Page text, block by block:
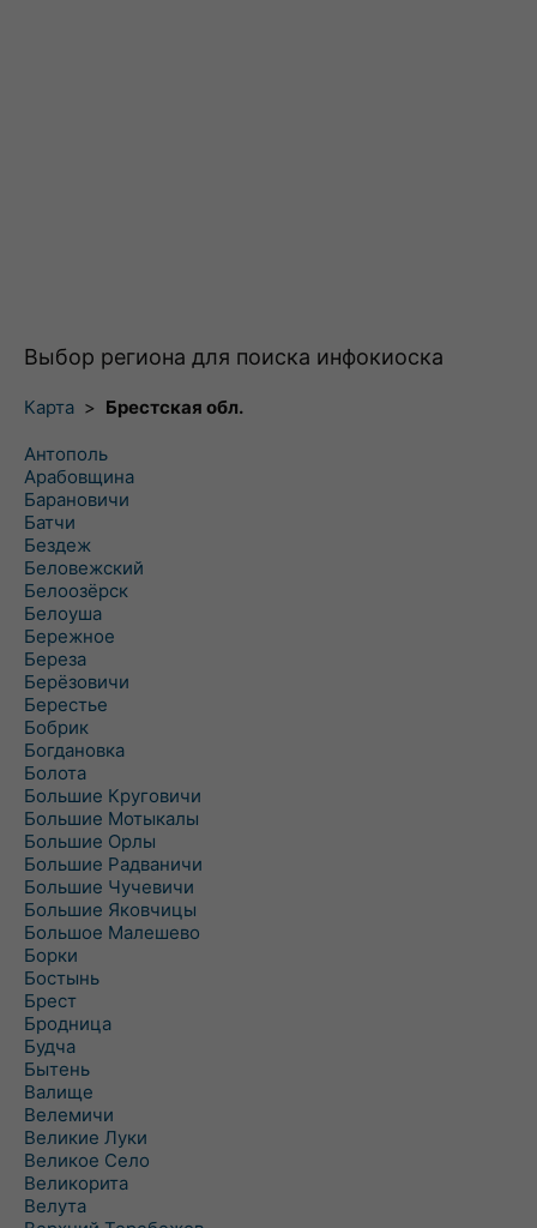
Выбор региона для поиска инфокиоска
Карта > Брестская обл.
Антополь
Арабовщина
Барановичи
Батчи
Бездеж
Беловежский
Белоозёрск
Белоуша
Бережное
Береза
Берёзовичи
Берестье
Бобрик
Богдановка
Болота
Большие Круговичи
Большие Мотыкалы
Большие Орлы
Большие Радваничи
Большие Чучевичи
Большие Яковчицы
Большое Малешево
Борки
Бостынь
Брест
Бродница
Будча
Бытень
Валище
Велемичи
Великие Луки
Великое Село
Великорита
Велута